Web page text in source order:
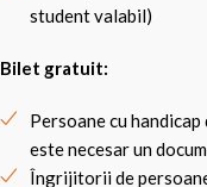
student valabil)
Bilet gratuit:
Persoane cu
este necesar un
Îngrijitorii de